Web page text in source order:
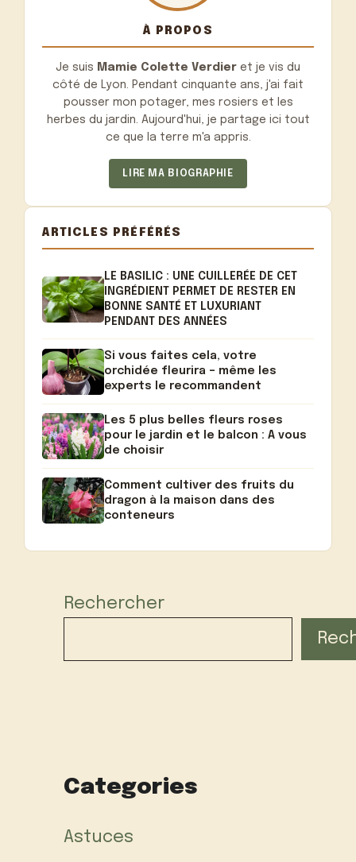
À PROPOS
Je suis Mamie Colette Verdier et je vis du
côté de Lyon. Pendant cinquante ans, j'ai fait
pousser mon potager, mes rosiers et les
herbes du jardin. Aujourd'hui, je partage ici tout
ce que la terre m'a appris.
LIRE MA BIOGRAPHIE
ARTICLES PRÉFÉRÉS
LE BASILIC : UNE CUILLERÉE DE CET
INGRÉDIENT PERMET DE RESTER EN
BONNE SANTÉ ET LUXURIANT
PENDANT DES ANNÉES
Si vous faites cela, votre
orchidée fleurira – même les
experts le recommandent
Les 5 plus belles fleurs roses
pour le jardin et le balcon : A vous
de choisir
Comment cultiver des fruits du
dragon à la maison dans des
conteneurs
Rechercher
Categories
Astuces